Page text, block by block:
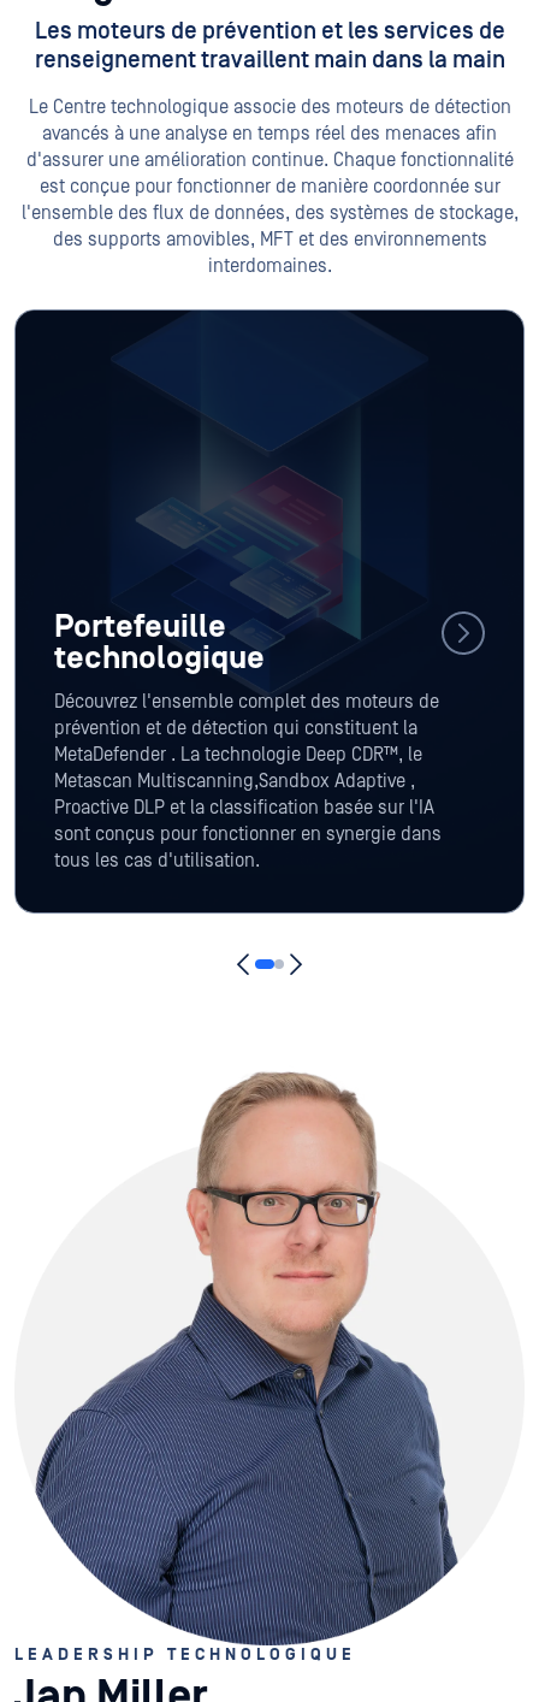
Les moteurs de prévention et les services de
renseignement travaillent main dans la main
Le Centre technologique associe des moteurs de détection
avancés à une analyse en temps réel des menaces afin
d'assurer une amélioration continue. Chaque fonctionnalité
est conçue pour fonctionner de manière coordonnée sur
l'ensemble des flux de données, des systèmes de stockage,
des supports amovibles, MFT et des environnements
interdomaines.
Portefeuille
technologique
Découvrez l'ensemble complet des moteurs de
prévention et de détection qui constituent la
MetaDefender . La technologie Deep CDR™, le
Metascan Multiscanning,Sandbox Adaptive ,
Proactive DLP et la classification basée sur l'IA
sont conçus pour fonctionner en synergie dans
tous les cas d'utilisation.
LEADERSHIP TECHNOLOGIQUE